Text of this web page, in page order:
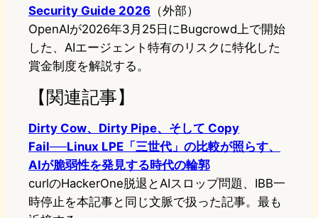
Security Guide 2026 （外部）
OpenAIが2026年3月25日にBugcrowd上で開始
した、AIエージェント特有のリスクに特化した
賞金制度を解説する。
【関連記事】
Dirty Cow、Dirty Pipe、そして Copy
Fail──Linux LPE「三世代」の比較が照らす、
AIが脆弱性を発見する時代の輪郭
curlのHackerOne脱退とAIスロップ問題、IBB一
時停止を本記事と同じ文脈で扱った記事。最も